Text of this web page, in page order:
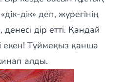
дік» деп, жүрегінің
денесі дір етті. Қандай
екен! Түймеқыз қанша
алды.